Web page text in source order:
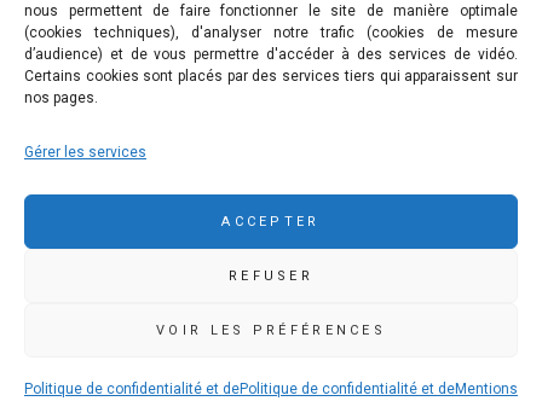
nous permettent de faire fonctionner le site de manière optimale
(cookies techniques), d'analyser notre trafic (cookies de mesure
d’audience) et de vous permettre d'accéder à des services de vidéo.
Certains cookies sont placés par des services tiers qui apparaissent sur
nos pages.
Gérer les services
ACCEPTER
REFUSER
VOIR LES PRÉFÉRENCES
Politique de confidentialité et dePolitique de confidentialité et deMentions
Politique de confidentialité et de protection des données
personnelles
02 98 86 36 46
www.ccpcp.bzh